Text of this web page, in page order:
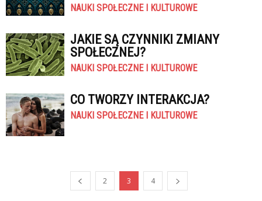
NAUKI SPOŁECZNE I KULTUROWE
JAKIE SĄ CZYNNIKI ZMIANY
SPOŁECZNEJ?
NAUKI SPOŁECZNE I KULTUROWE
CO TWORZY INTERAKCJA?
NAUKI SPOŁECZNE I KULTUROWE
2 3 4